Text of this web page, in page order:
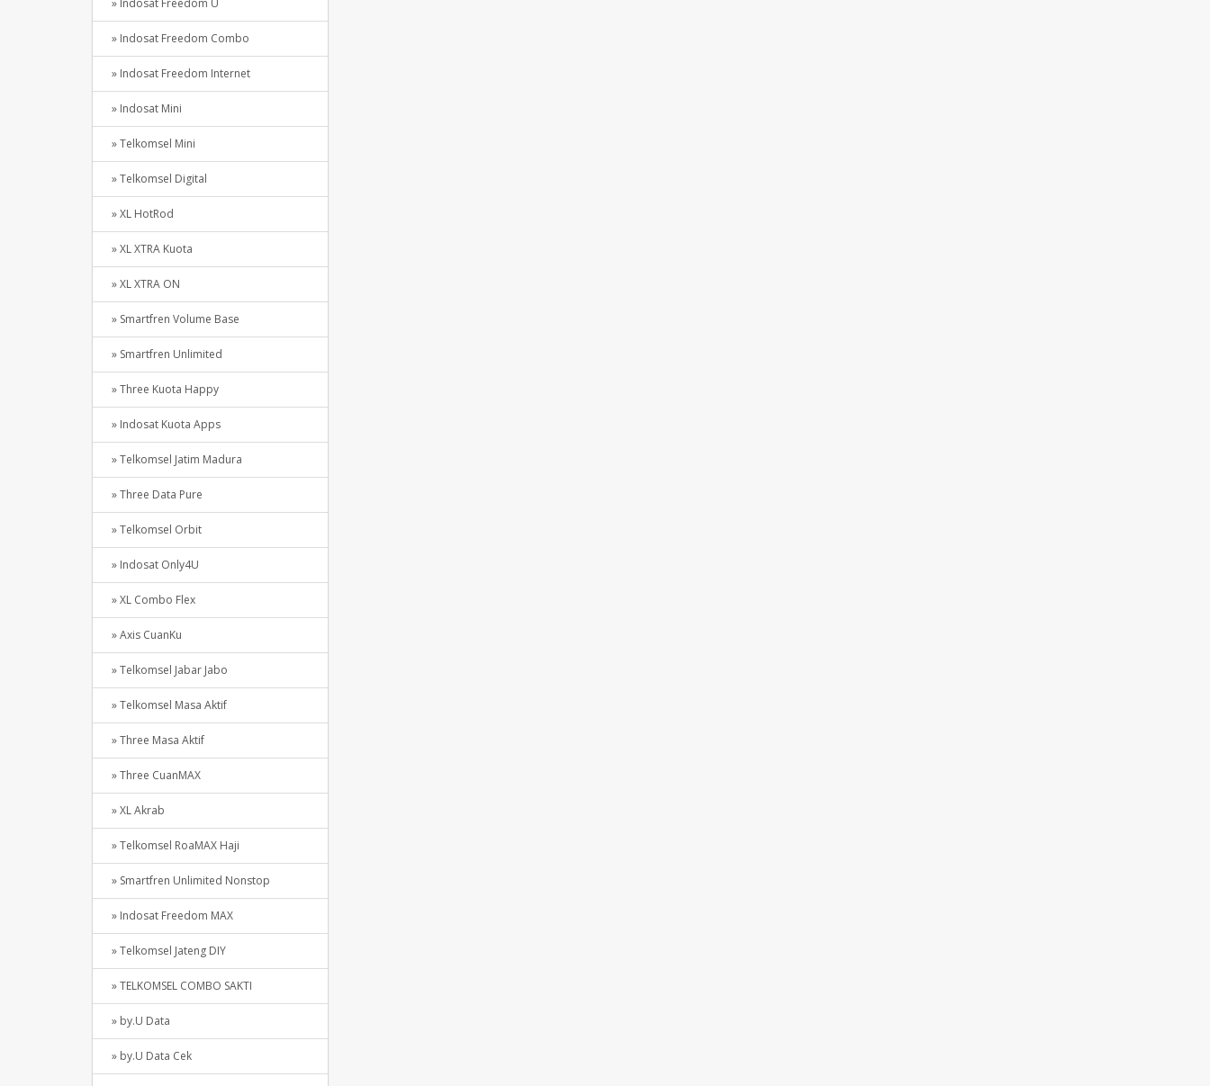
» Indosat Freedom U
» Indosat Freedom Combo
» Indosat Freedom Internet
» Indosat Mini
» Telkomsel Mini
» Telkomsel Digital
» XL HotRod
» XL XTRA Kuota
» XL XTRA ON
» Smartfren Volume Base
» Smartfren Unlimited
» Three Kuota Happy
» Indosat Kuota Apps
» Telkomsel Jatim Madura
» Three Data Pure
» Telkomsel Orbit
» Indosat Only4U
» XL Combo Flex
» Axis CuanKu
» Telkomsel Jabar Jabo
» Telkomsel Masa Aktif
» Three Masa Aktif
» Three CuanMAX
» XL Akrab
» Telkomsel RoaMAX Haji
» Smartfren Unlimited Nonstop
» Indosat Freedom MAX
» Telkomsel Jateng DIY
» TELKOMSEL COMBO SAKTI
» by.U Data
» by.U Data Cek